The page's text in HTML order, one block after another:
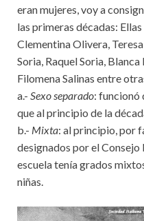
eran mujeres, voy a
las primeras décadas:
Clementina Olivera,
Soria, Raquel Soria,
Filomena Salinas entre
a.- Sexo separado: funcionó
que al principio de la
b.- Mixta: al principio, por
designados por el Consejo
escuela tenía grados
niñas.